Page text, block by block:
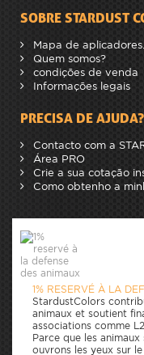
SOBRE STARDUST
Mapa de aplicadores.
Quem somos?
condições de venda
Informações legais
PRECISA DE AJUDA?
Contacto com a
Área PRO
Crie a sua cotação
Como obtenho a
1% RESERVÉ À LA
StardustColors
animaux et soutient
associations comme
Parce que les
ouvrons les yeux sur